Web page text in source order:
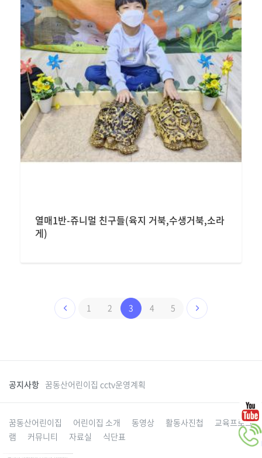
열매1반-쥬니멀 친구들(육지 거북,수생거북,소라
게)
1 2 3 4 5
공지사항 꿈동산어린이집 cctv운영계획
꿈동산어린이집 어린이집 소개 동영상 활동사진첩
교육프로그
램
커뮤니티 자료실 식단표